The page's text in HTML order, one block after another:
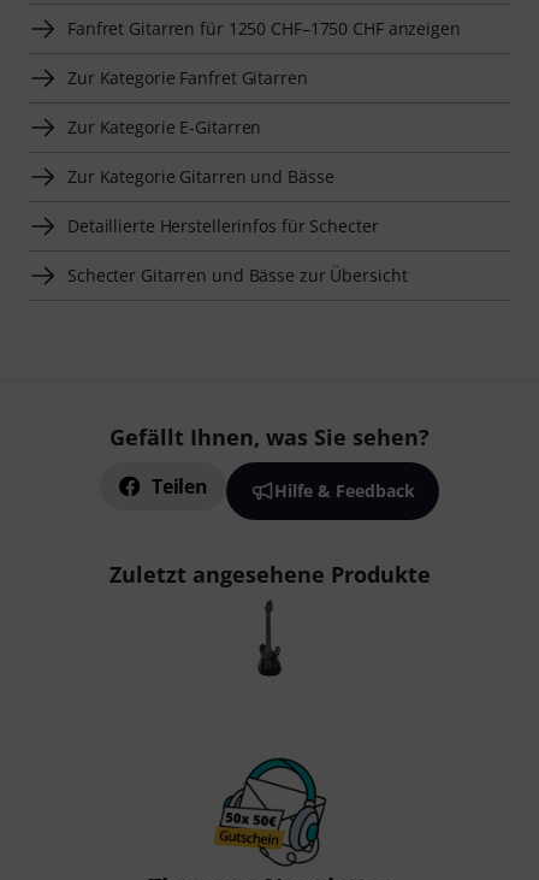
Fanfret Gitarren für 1250 CHF–1750 CHF anzeigen
Zur Kategorie Fanfret Gitarren
Zur Kategorie E-Gitarren
Zur Kategorie Gitarren und Bässe
Detaillierte Herstellerinfos für Schecter
Schecter Gitarren und Bässe zur Übersicht
Gefällt Ihnen, was Sie sehen?
Teilen Hilfe & Feedback
Zuletzt angesehene Produkte